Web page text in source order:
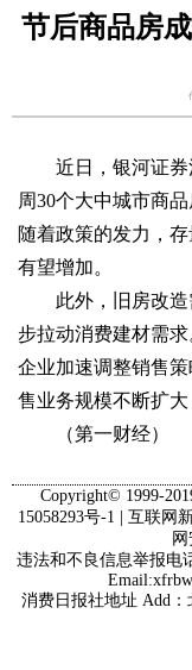
节后商品房
近日，银河证券
周30个大中城市商
随着政策的发力，
有望增加。
此外，旧房改造
步拉动消费建材需
企业加速调整销售
售业务规模不断扩大
（第一财经）
Copyright© 1999-
15058293号-1 | 互联网
网
违法和不良信息举报电
消费日报社地址 Add：